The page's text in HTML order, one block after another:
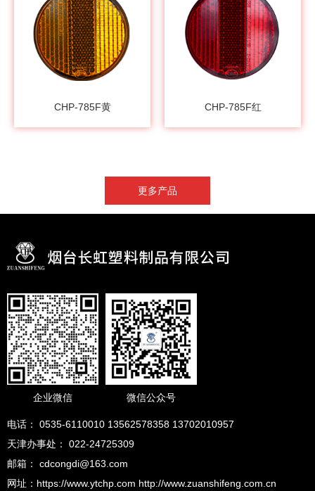
CHP-785F黄 CHP-785F红
更多产品
企业微信 微信公众号
电话： 0535-6110010 13562578358 13702010957
天津办事处： 022-24725309
邮箱： cdcongdi@163.com
网址：https://www.ytchp.com http://www.zuanshifeng.com.cn